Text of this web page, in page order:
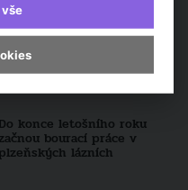
severního
na dálnici D5 je
Nová silnice zlepší
i kvalitu života v
Do konce letošního roku
začnou bourací práce v
plzeňských lázních